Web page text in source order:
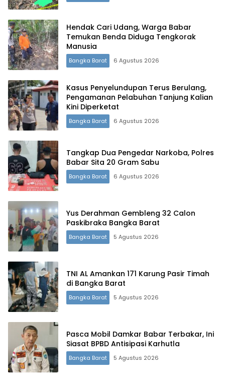
Hendak Cari Udang, Warga Babar
Temukan Benda Diduga Tengkorak
Manusia
Bangka Barat 6 Agustus 2026
Kasus Penyelundupan Terus Berulang,
Pengamanan Pelabuhan Tanjung Kalian
Kini Diperketat
Bangka Barat 6 Agustus 2026
Tangkap Dua Pengedar Narkoba, Polres
Babar Sita 20 Gram Sabu
Bangka Barat 6 Agustus 2026
Yus Derahman Gembleng 32 Calon
Paskibraka Bangka Barat
Bangka Barat 5 Agustus 2026
TNI AL Amankan 171 Karung Pasir Timah
di Bangka Barat
Bangka Barat 5 Agustus 2026
Pasca Mobil Damkar Babar Terbakar, Ini
Siasat BPBD Antisipasi Karhutla
Bangka Barat 5 Agustus 2026